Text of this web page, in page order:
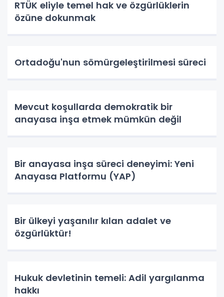
RTÜK eliyle temel hak ve özgürlüklerin
özüne dokunmak
Ortadoğu'nun sömürgeleştirilmesi süreci
Mevcut koşullarda demokratik bir
anayasa inşa etmek mümkün değil
Bir anayasa inşa süreci deneyimi: Yeni
Anayasa Platformu (YAP)
Bir ülkeyi yaşanılır kılan adalet ve
özgürlüktür!
Hukuk devletinin temeli: Adil yargılanma
hakkı